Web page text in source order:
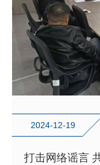
2024-12-19
打击网络谣言